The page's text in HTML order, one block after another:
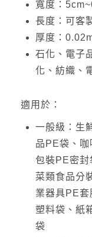
寬度：
長度：可客
厚度：
石化、電子
化、紡織、
適用於：
一般級：生
品PE袋、
包裝PE密封
菜類食品分
業器具PE
塑料袋、紙
袋